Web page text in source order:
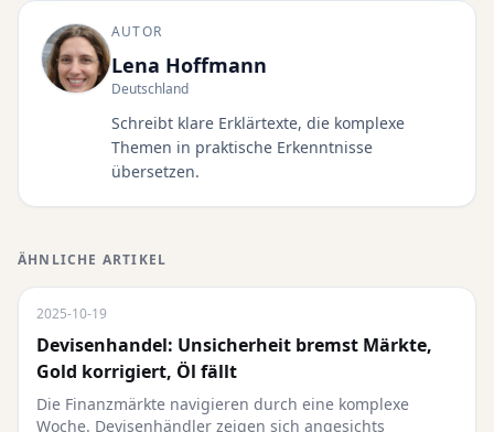
AUTOR
Lena Hoffmann
Deutschland
Schreibt klare Erklärtexte, die komplexe
Themen in praktische Erkenntnisse
übersetzen.
ÄHNLICHE ARTIKEL
2025-10-19
Devisenhandel: Unsicherheit bremst Märkte,
Gold korrigiert, Öl fällt
Die Finanzmärkte navigieren durch eine komplexe
Woche. Devisenhändler zeigen sich angesichts